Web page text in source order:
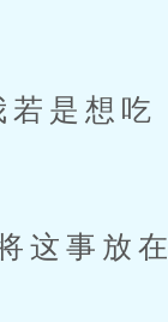
是想吃
事放在